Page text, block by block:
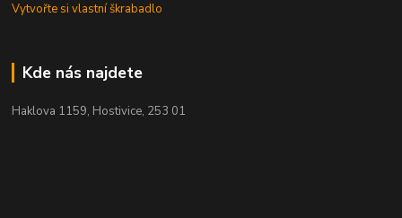
Vytvořte si vlastní škrabadlo
Kde nás najdete
Haklova 1159, Hostivice, 253 01